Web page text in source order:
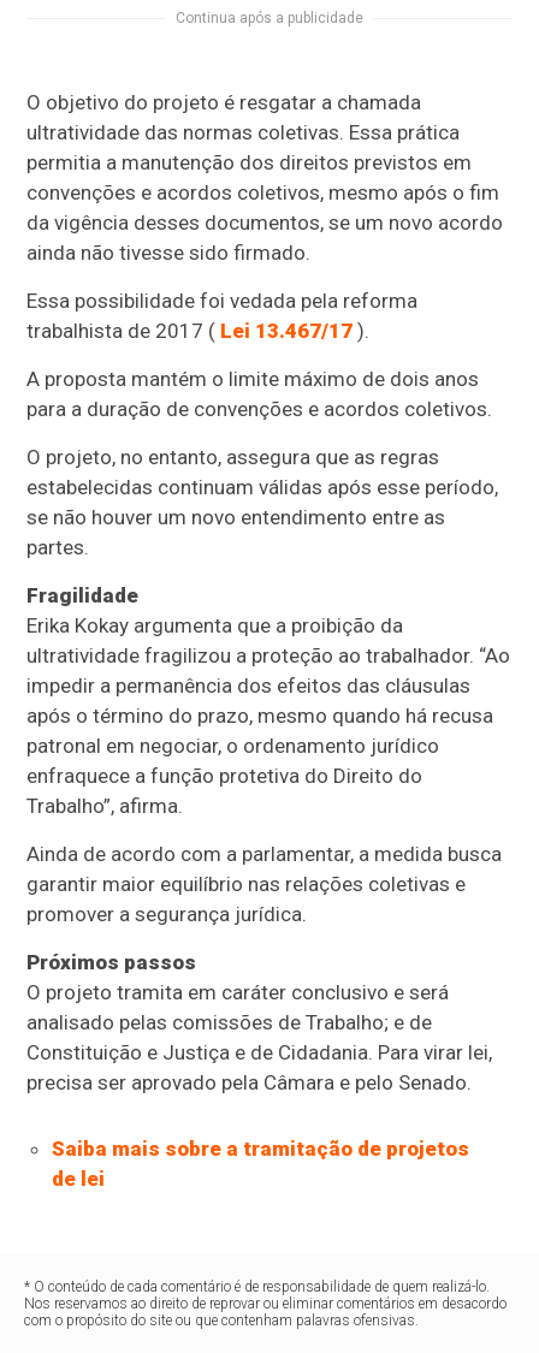
Continua após a publicidade
O objetivo do projeto é resgatar a chamada
ultratividade das normas coletivas. Essa prática
permitia a manutenção dos direitos previstos em
convenções e acordos coletivos, mesmo após o fim
da vigência desses documentos, se um novo acordo
ainda não tivesse sido firmado.
Essa possibilidade foi vedada pela reforma
trabalhista de 2017 ( Lei 13.467/17 ).
A proposta mantém o limite máximo de dois anos
para a duração de convenções e acordos coletivos.
O projeto, no entanto, assegura que as regras
estabelecidas continuam válidas após esse período,
se não houver um novo entendimento entre as
partes.
Fragilidade
Erika Kokay argumenta que a proibição da
ultratividade fragilizou a proteção ao trabalhador. “Ao
impedir a permanência dos efeitos das cláusulas
após o término do prazo, mesmo quando há recusa
patronal em negociar, o ordenamento jurídico
enfraquece a função protetiva do Direito do
Trabalho”, afirma.
Ainda de acordo com a parlamentar, a medida busca
garantir maior equilíbrio nas relações coletivas e
promover a segurança jurídica.
Próximos passos
O projeto tramita em caráter conclusivo e será
analisado pelas comissões de Trabalho; e de
Constituição e Justiça e de Cidadania. Para virar lei,
precisa ser aprovado pela Câmara e pelo Senado.
Saiba mais sobre a tramitação de projetos
de lei
* O conteúdo de cada comentário é de responsabilidade de quem realizá-lo.
Nos reservamos ao direito de reprovar ou eliminar comentários em desacordo
com o propósito do site ou que contenham palavras ofensivas.